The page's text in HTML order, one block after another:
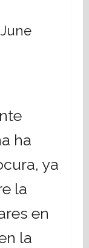
June
ha
ya
la
en
la